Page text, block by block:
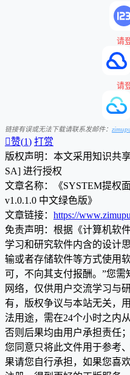
请
请
链接有误或无法下载请联系发邮件：
赞(1) 打赏
版权声明：本文采用知识共
SA] 进行授权
文章名称：《SYSTEM提权
v1.0.1.0 中文绿色版》
文章链接： https://
免责声明：根据《计算机软
学习和研究软件内含的设计
输或者存储软件等方式使用
可，不向其支付报酬。”您
网络，仅供用户交流学习与
有，版权争议与本站无关，
法用途，需在24个小时之内
否则后果均由用户承担责任
您同意只将此文件用于参考
果请您自行承担，如果您喜